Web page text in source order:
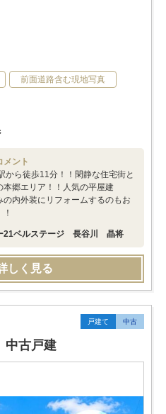
前面道路含む現地写真
メント
から徒歩11分！！閑静な住宅街と
本郷エリア！！人気の平屋建
の内外装にリフォームするのもお
21ベルステージ 長谷川 晶将
しく見る
戸建て 中古
古戸建